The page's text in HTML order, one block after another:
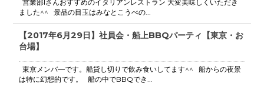
営業部Iさんおすすめのイタリアンレストラン 大変美味しくいただき
ました^^ 景品の目玉はみなとこうべの...
【2017年6月29日】社員会・船上BBQパーティ【東京・お
台場】
東京メンバ―です。船貸し切りで飲み食いしてます^^ 船からの夜景
は特に幻想的です。 船の中でBBQでき...